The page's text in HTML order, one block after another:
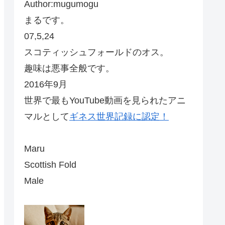
Author:mugumogu
まるです。
07,5,24
スコティッシュフォールドのオス。
趣味は悪事全般です。
2016年9月
世界で最もYouTube動画を見られたアニ
マルとしてギネス世界記録に認定！
Maru
Scottish Fold
Male